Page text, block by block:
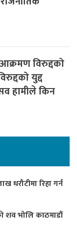
विरुद्दको
युद्द
हामीले किन
धरौटीमा रिहा गर्न
शव भोलि काठमाडौं